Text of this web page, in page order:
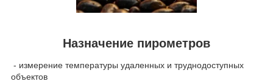
Назначение пирометров
- измерение температуры удаленных и труднодоступных
объектов